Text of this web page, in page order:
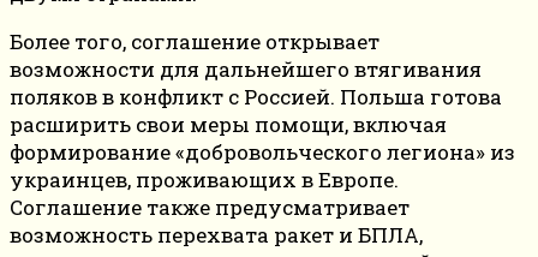
Более того, соглашение открывает
возможности для дальнейшего втягивания
поляков в конфликт с Россией. Польша готова
расширить свои меры помощи, включая
формирование «добровольческого легиона» из
украинцев, проживающих в Европе.
Соглашение также предусматривает
возможность перехвата ракет и БПЛА,